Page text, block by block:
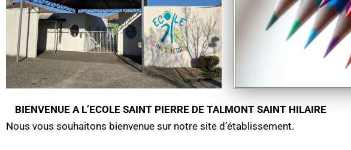
BIENVENUE A L’ECOLE SAINT PIERRE DE TALMONT SAINT HILAIRE
Nous vous souhaitons bienvenue sur notre site d’établissement.